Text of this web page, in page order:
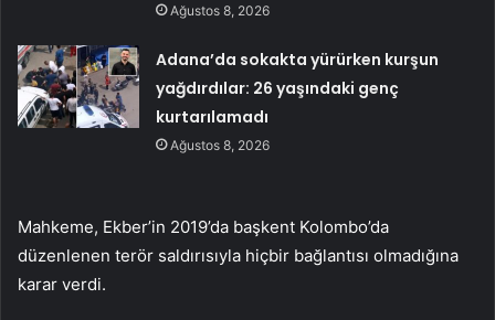
Ağustos 8, 2026
Adana’da sokakta yürürken kurşun
yağdırdılar: 26 yaşındaki genç
kurtarılamadı
Ağustos 8, 2026
Mahkeme, Ekber’in 2019’da başkent Kolombo’da
düzenlenen terör saldırısıyla hiçbir bağlantısı olmadığına
karar verdi.